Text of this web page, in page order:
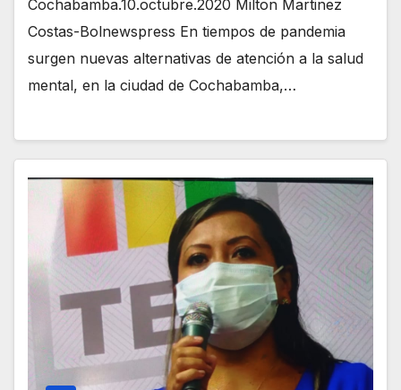
Cochabamba.10.octubre.2020 Milton Martinez
Costas-Bolnewspress En tiempos de pandemia
surgen nuevas alternativas de atención a la salud
mental, en la ciudad de Cochabamba,…